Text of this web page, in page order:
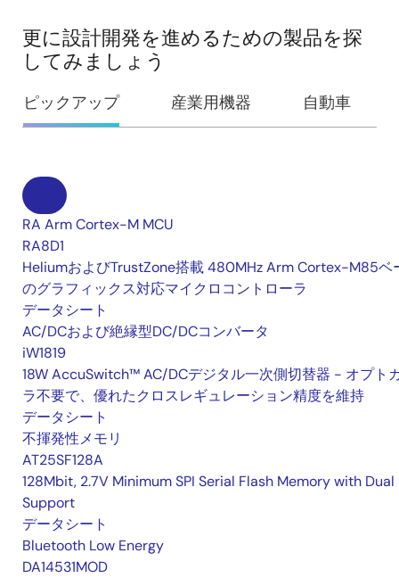
更に設計開発を進めるための製品を探
してみましょう
ピックアップ 産業用機器 自動車
RA Arm Cortex-M MCU
RA8D1
HeliumおよびTrustZone搭載 480MHz Arm Cortex-M85ベ
のグラフィックス対応マイクロコントローラ
データシート
AC/DCおよび絶縁型DC/DCコンバータ
iW1819
18W AccuSwitch™ AC/DCデジタル一次側切替器 - オプト
ラ不要で、優れたクロスレギュレーション精度を維持
データシート
不揮発性メモリ
AT25SF128A
128Mbit, 2.7V Minimum SPI Serial Flash Memory with Dual
Support
データシート
Bluetooth Low Energy
DA14531MOD